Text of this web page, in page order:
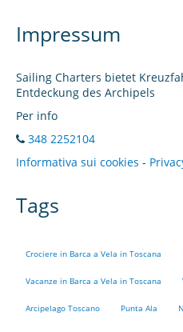
Impressum
Sailing Charters bietet
Entdeckung des Archipels
Per info
348 2252104
Informativa sui cookies -
Tags
Crociere in Barca a Vela in Toscana
Vacanze in Barca a Vela in Toscana
Arcipelago Toscano Punta Ala